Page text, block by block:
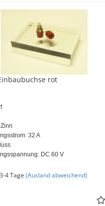
rot
32 A
DC 60 V
4 Tage (Ausland abweichend)